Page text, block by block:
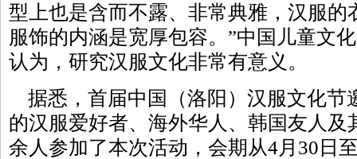
型上也是含而不露、非常典雅，汉服的
服饰的内涵是宽厚包容。”中国儿童文
认为，研究汉服文化非常有意义。
据悉，首届中国（洛阳）汉服文化节
的汉服爱好者、海外华人、韩国友人及
余人参加了本次活动，会期从4月30日